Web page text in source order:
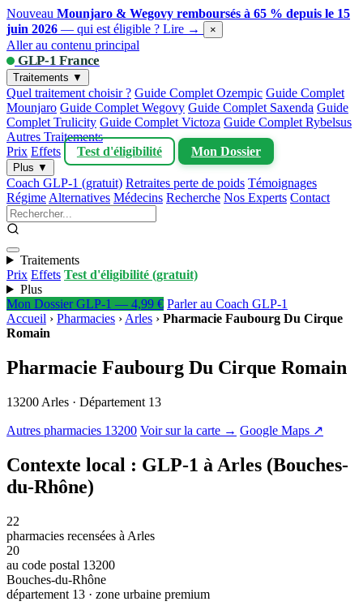
Nouveau Mounjaro & Wegovy remboursés à 65 % depuis le 15
juin 2026 — qui est éligible ? Lire → ×
Aller au contenu principal
GLP-1 France
Traitements ▼
Quel traitement choisir ? Guide Complet Ozempic Guide Complet
Mounjaro Guide Complet Wegovy Guide Complet Saxenda Guide
Complet Trulicity Guide Complet Victoza Guide Complet Rybelsus
Autres Traitements
Prix Effets Test d'éligibilité Mon Dossier
Plus ▼
Coach GLP-1 (gratuit) Retraites perte de poids Témoignages
Régime Alternatives Médecins Recherche Nos Experts Contact
Traitements
Prix Effets Test d'éligibilité (gratuit)
Plus
Mon Dossier GLP-1 — 4,99 € Parler au Coach GLP-1
Accueil › Pharmacies › Arles › Pharmacie Faubourg Du Cirque
Romain
Pharmacie Faubourg Du Cirque Romain
13200 Arles · Département 13
Autres pharmacies 13200 Voir sur la carte → Google Maps ↗
Contexte local : GLP-1 à Arles (Bouches-
du-Rhône)
22
pharmacies recensées à Arles
20
au code postal 13200
Bouches-du-Rhône
département 13 · zone urbaine premium